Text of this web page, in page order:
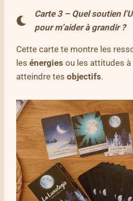
Carte 3 – Quel soutien
pour m’aider à grandir ?
Cette carte te montre les
les énergies ou les attitudes
atteindre tes objectifs.